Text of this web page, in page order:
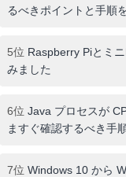
るべきポイントと手順
5位 Raspberry Piとミ
みました
6位 Java プロセスが
ますぐ確認するべき手
7位 Windows 10 から